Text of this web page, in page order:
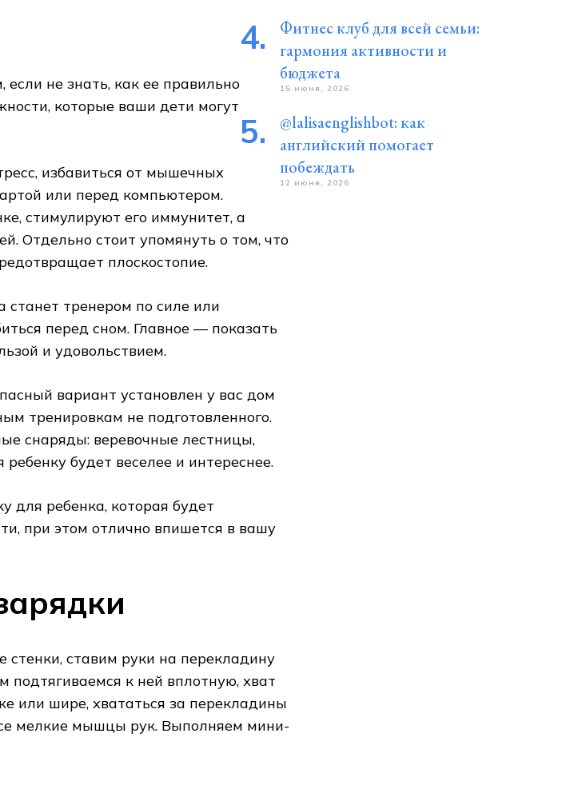
не знать, как ее правильно
которые ваши дети могут
избавиться от мышечных
или перед компьютером.
стимулируют его иммунитет, а
Отдельно стоит упомянуть о том, что
плоскостопие.
станет тренером по силе или
перед сном. Главное — показать
и удовольствием.
вариант установлен у вас дом
тренировкам не подготовленного.
снаряды: веревочные лестницы,
будет веселее и интереснее.
для ребенка, которая будет
при этом отлично впишется в вашу
стенки, ставим руки на перекладину
подтягиваемся к ней вплотную, хват
или шире, хвататься за перекладины
мелкие мышцы рук. Выполняем мини-
Фитнес клуб для всей семьи:
гармония активности и
бюджета
15 июня, 2026
@lalisaenglishbot: как
английский помогает
побеждать
12 июня, 2026